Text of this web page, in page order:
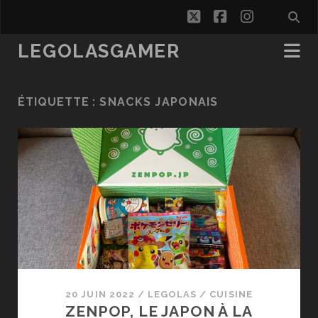
twitterfacebook
LEGOLASGAMER
ÉTIQUETTE :SNACKS JAPONAIS
20 JUIN 2022 / LEGOLAS / CUISINE
ZENPOP, LE JAPON À LA